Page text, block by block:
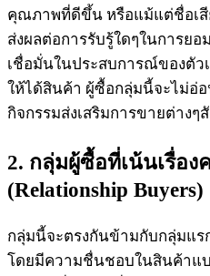
คุณภาพที่ดีขึ้น หรือแม้แต่ชื่อเ
ส่งผลต่อการรับรู้ใดๆในการย
เชื่อมั่นในประสบการณ์ของตัวเ
ให้ได้สินค้า ผู้ซื้อกลุ่มนี้จะไม่อ่
กิจกรรมส่งเสริมการขายต่างๆ
2. กลุ่มผู้ซื้อที่เน้นเรื่อ
(Relationship Buyers)
กลุ่มนี้จะตรงกันข้ามกับกลุ่มแร
โดยมีความชื่นชอบในสินค้าแ